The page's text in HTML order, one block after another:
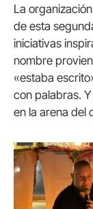
La
de esta
iniciativas
nombre
«estaba
con palabras.
en la arena del